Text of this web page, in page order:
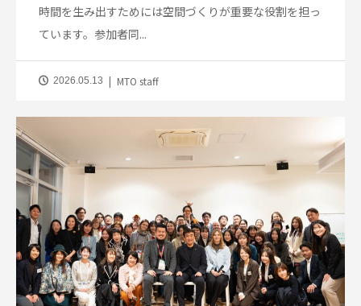
時間を生み出すためには空間づくりが重要な役割を担っ
ています。参加者同...
2026.05.13 MTO staff